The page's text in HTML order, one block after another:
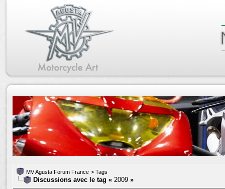
MV Agusta Forum France > Tags
Discussions avec le tag « 2009 »